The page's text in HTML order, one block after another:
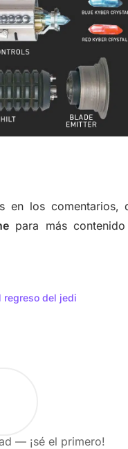
en los comentarios,
para más
regreso del jedi
— ¡sé el primero!